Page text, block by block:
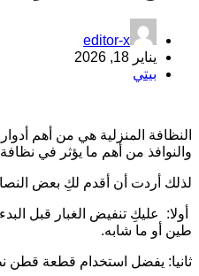
editor-x
يناير 18, 2026
بيتي
المنزلية هي من أهم أدوار
من أهم ما يؤثر في نظافة
أردت أن أقدم لكِ بعض
عليكِ تنفيض الغبار قبل
أو ما شابه.
يفضل استخدام قطعة قطن